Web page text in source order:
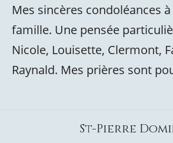
Mes sincères condoléances
famille. Une pensée
Nicole, Louisette, Clermont,
Raynald. Mes prières sont
St-Pierre